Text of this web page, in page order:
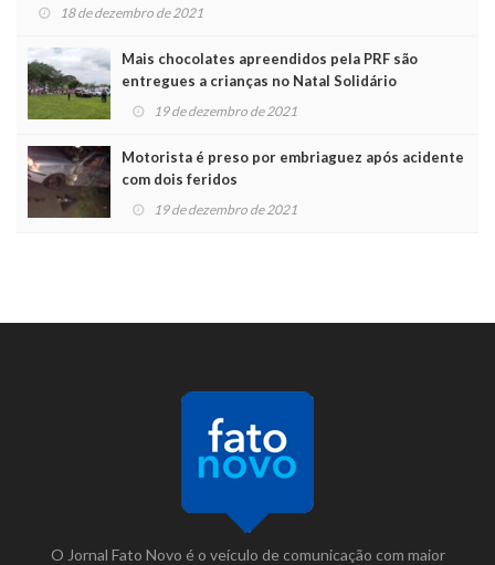
18 de dezembro de 2021
Mais chocolates apreendidos pela PRF são
entregues a crianças no Natal Solidário
19 de dezembro de 2021
Motorista é preso por embriaguez após acidente
com dois feridos
19 de dezembro de 2021
O Jornal Fato Novo é o veículo de comunicação com maior